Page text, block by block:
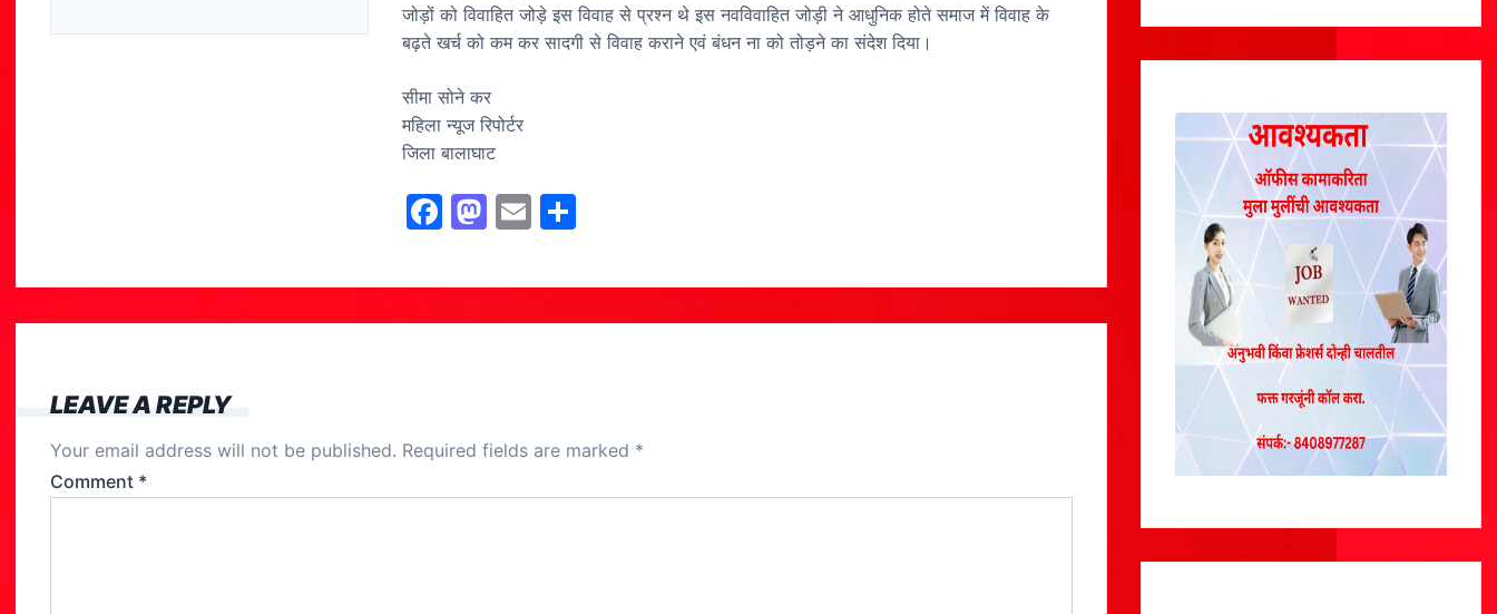
c st ai ar
जोड़ों को विवाहित जोड़े इस विवाह से प्रश्न थे इस नवविवाहित जोड़ी ने आधुनिक होते समाज में विवाह के
बढ़ते खर्च को कम कर सादगी से विवाह कराने एवं बंधन ना को तोड़ने का संदेश दिया।
सीमा सोने कर
महिला न्यूज रिपोर्टर
जिला बालाघाट
F
c
e
k
M
st
o
E
ai
l
S
ar
e
LEAVE A REPLY
Your email address will not be published. Required fields are marked *
Comment *